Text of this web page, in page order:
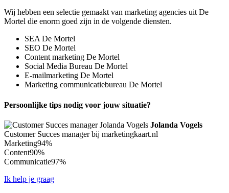
Wij hebben een selectie gemaakt van marketing agencies uit De
Mortel die enorm goed zijn in de volgende diensten.
SEA De Mortel
SEO De Mortel
Content marketing De Mortel
Social Media Bureau De Mortel
E-mailmarketing De Mortel
Marketing communicatiebureau De Mortel
Persoonlijke tips nodig voor jouw situatie?
Jolanda Vogels
Customer Succes manager bij marketingkaart.nl
Marketing94%
Content90%
Communicatie97%
Ik help je graag